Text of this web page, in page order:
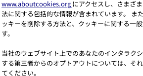
www.aboutcookies.org にアクセスし、さまざ
法に関する包括的な情報が含まれています。 ま
ッキーを削除する方法と、クッキーに関する一
す。
当社のウェブサイト上でのあなたのインタラク
する第三者からのオプトアウトについては、そ
てください。